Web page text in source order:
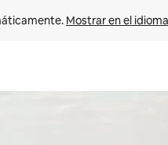
Mostrar en el